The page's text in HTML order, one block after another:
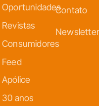
Oportunidades
Revistas
Consumidores
Feed
Apólice
30 anos
Contato
Newsletter